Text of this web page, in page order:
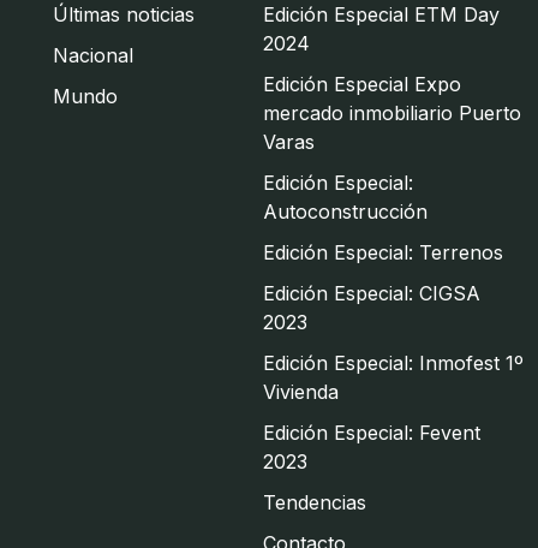
Últimas noticias
Nacional
Mundo
Edición Especial ETM Day
2024
Edición Especial Expo
mercado inmobiliario Puerto
Varas
Edición Especial:
Autoconstrucción
Edición Especial: Terrenos
Edición Especial: CIGSA
2023
Edición Especial: Inmofest 1º
Vivienda
Edición Especial: Fevent
2023
Tendencias
Contacto